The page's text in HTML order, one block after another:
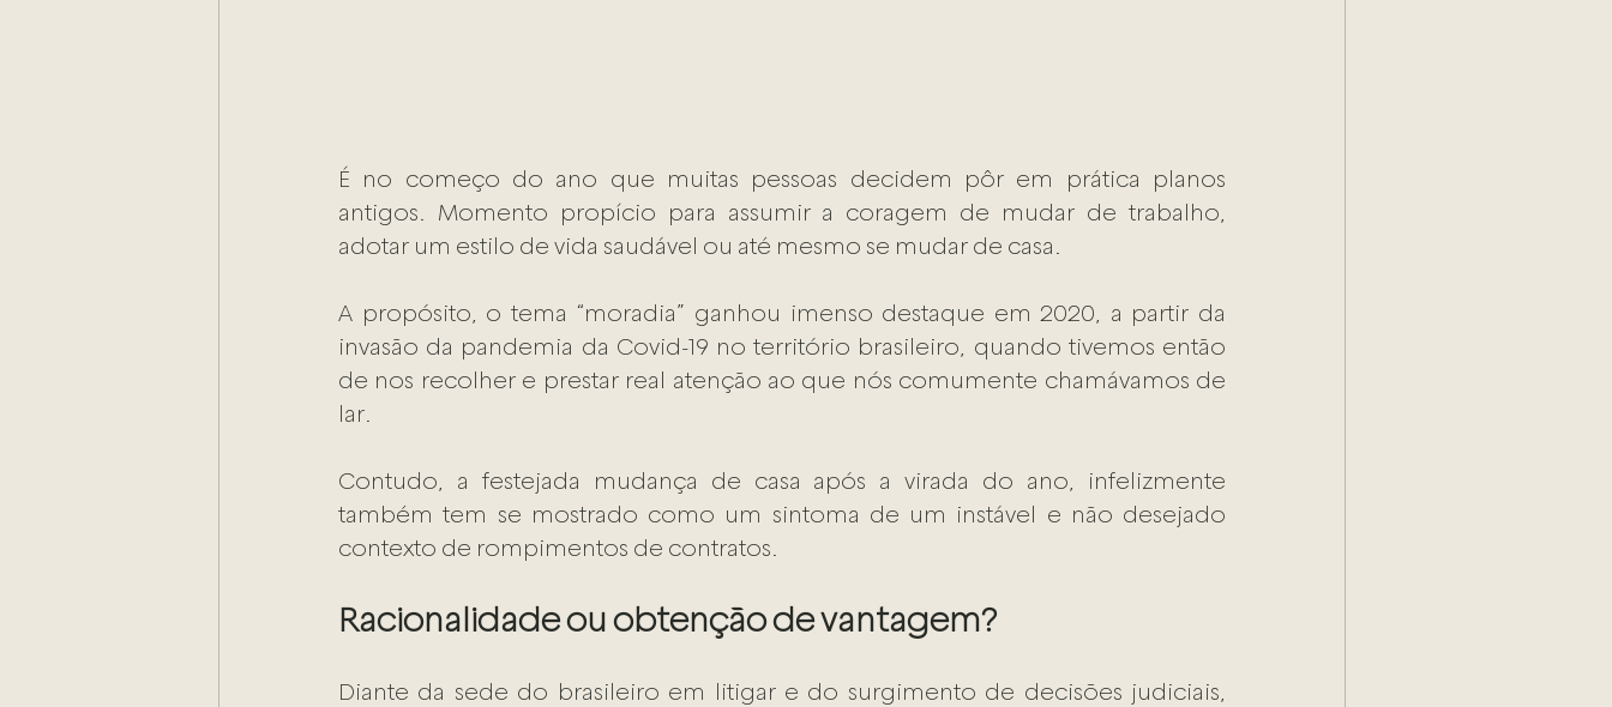
É no começo do ano que muitas pessoas decidem pôr em prática planos
antigos. Momento propício para assumir a coragem de mudar de trabalho,
adotar um estilo de vida saudável ou até mesmo se mudar de casa.
A propósito, o tema “moradia” ganhou imenso destaque em 2020, a partir da
invasão da pandemia da Covid-19 no território brasileiro, quando tivemos então
de nos recolher e prestar real atenção ao que nós comumente chamávamos de
lar.
Contudo, a festejada mudança de casa após a virada do ano, infelizmente
também tem se mostrado como um sintoma de um instável e não desejado
contexto de rompimentos de contratos.
Racionalidade ou obtenção de vantagem?
Diante da sede do brasileiro em litigar e do surgimento de decisões judiciais,